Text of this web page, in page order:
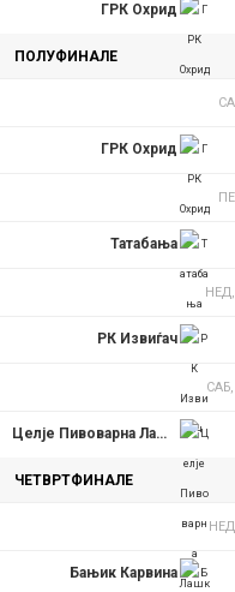
y
ГРК Охрид
ПОЛУФИНАЛЕ
ГРК Охрид
Татабања
РК Извиѓач
Целје Пивоварна Лашко
ЧЕТВРТФИНАЛЕ
Бањик Карвина